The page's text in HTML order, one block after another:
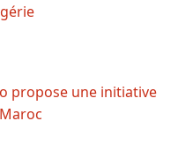
propose une initiative